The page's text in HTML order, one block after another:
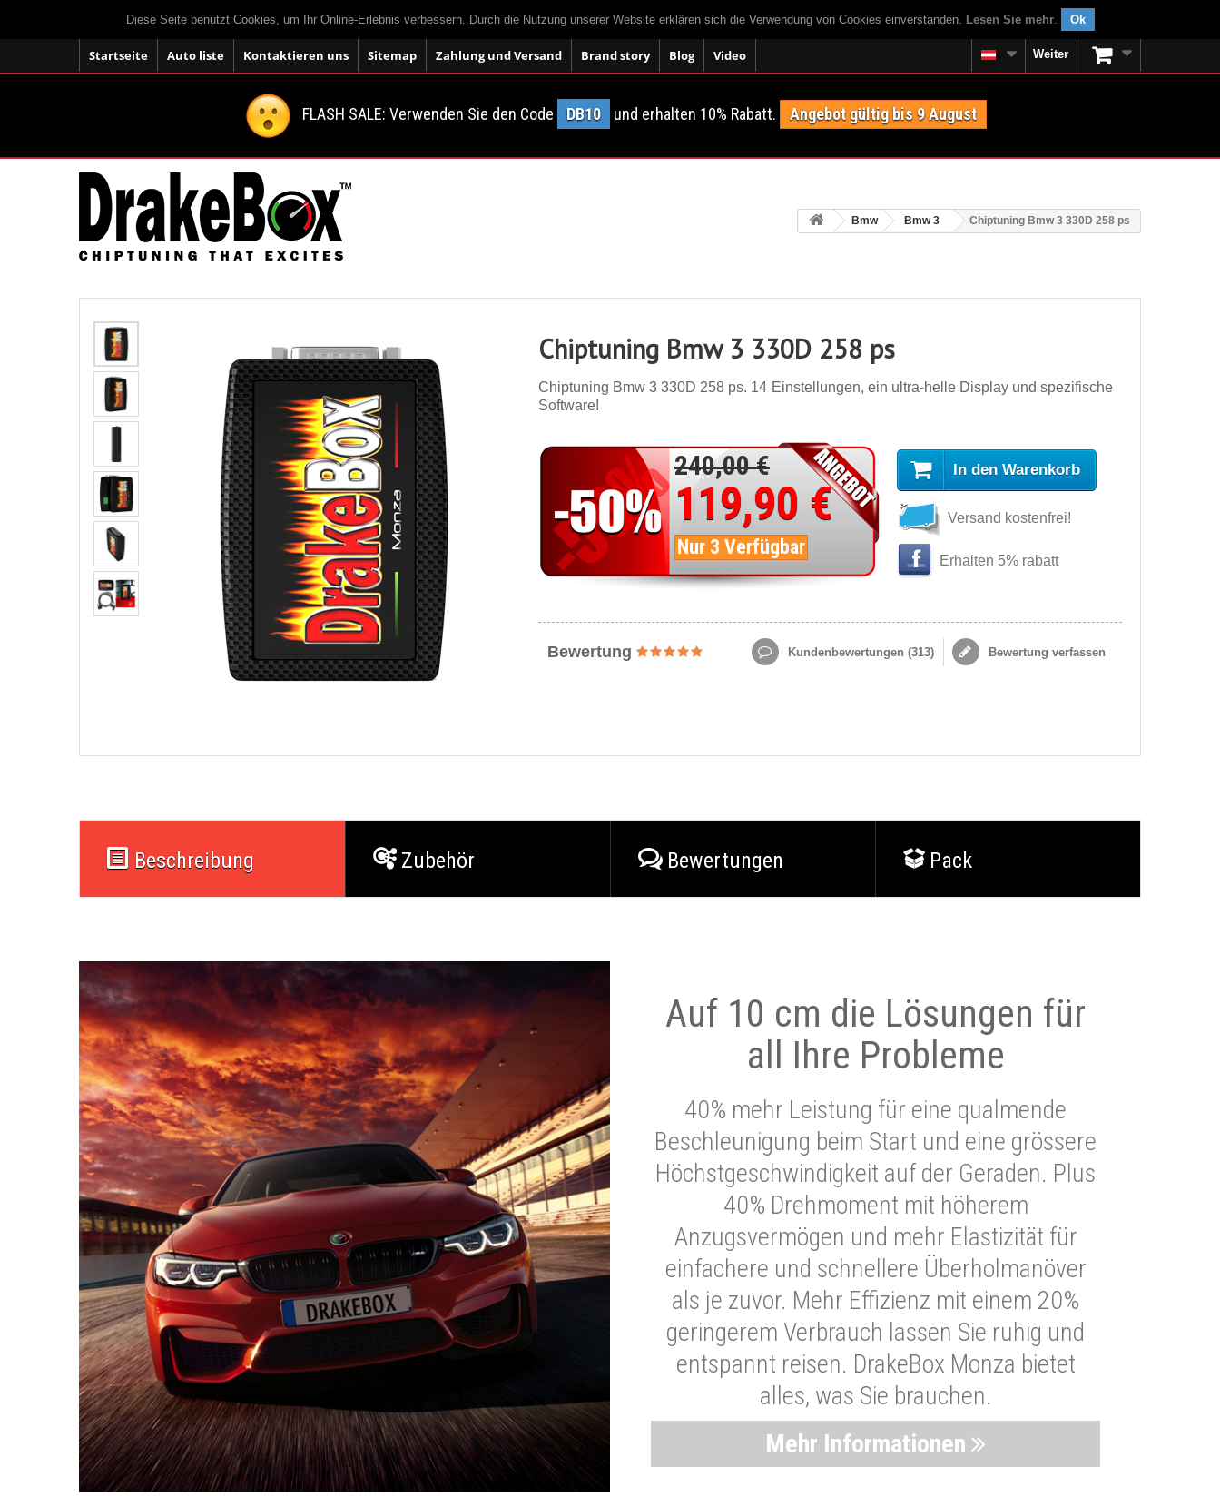
Diese Seite benutzt Cookies, um Ihr Online-Erlebnis verbessern. Durch die Nutzung unserer Website erklären sich die Verwendung von Cookies einverstanden. Lesen Sie mehr. Ok
Startseite Auto liste Kontaktieren uns Sitemap Zahlung und Versand Brand story Blog Video Weiter
FLASH SALE: Verwenden Sie den Code DB10 und erhalten 10% Rabatt. Angebot gültig bis 9 August
Bmw Bmw 3 Chiptuning Bmw 3 330D 258 ps
Chiptuning Bmw 3 330D 258 ps
Chiptuning Bmw 3 330D 258 ps. 14 Einstellungen, ein ultra-helle Display und spezifische
Software!
240,00 €
119,90 €
Nur 3 Verfügbar
In den Warenkorb
Versand kostenfrei!
Erhalten 5% rabatt
Bewertung Kundenbewertungen (313) Bewertung verfassen
Beschreibung Zubehör Bewertungen Pack
Auf 10 cm die Lösungen für
all Ihre Probleme
40% mehr Leistung für eine qualmende
Beschleunigung beim Start und eine grössere
Höchstgeschwindigkeit auf der Geraden. Plus
40% Drehmoment mit höherem
Anzugsvermögen und mehr Elastizität für
einfachere und schnellere Überholmanöver
als je zuvor. Mehr Effizienz mit einem 20%
geringerem Verbrauch lassen Sie ruhig und
entspannt reisen. DrakeBox Monza bietet
alles, was Sie brauchen.
Mehr Informationen